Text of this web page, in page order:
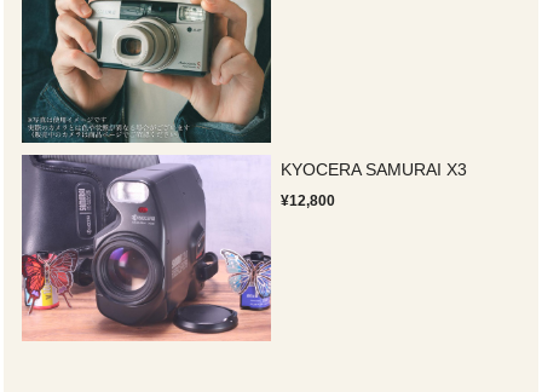
KYOCERA SAMURAI X3
¥12,800